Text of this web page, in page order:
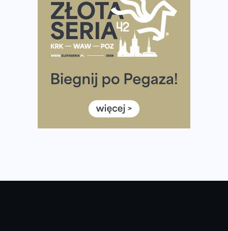
Największy Bieg Powstania Warszawskiego w historii.
Ponad 12 tysięcy uczestników pobiegło dla Bohaterów!
Tętno vs tempo – czym kierować się w bieganiu?
Co ma dużo białka? Produkty, które warto włączyć do
Rozbiegany Olsztyn szykuje się na weekend z
Już w tę sobotę 35. Bieg Powstania Warszawskiego.
Wystartuje rekordowa liczba uczestników